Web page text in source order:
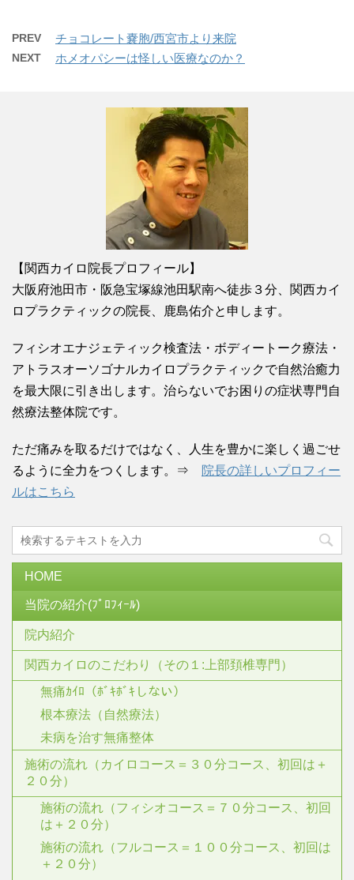
PREV チョコレート嚢胞/西宮市より来院
NEXT ホメオパシーは怪しい医療なのか？
【関西カイロ院長プロフィール】
大阪府池田市・阪急宝塚線池田駅南へ徒歩３分、関西カイ
ロプラクティックの院長、鹿島佑介と申します。
フィシオエナジェティック検査法・ボディートーク療法・
アトラスオーソゴナルカイロプラクティックで自然治癒力
を最大限に引き出します。治らないでお困りの症状専門自
然療法整体院です。
ただ痛みを取るだけではなく、人生を豊かに楽しく過ごせ
るように全力をつくします。⇒
院長の詳しいプロフィー
ルはこちら
HOME
当院の紹介(ﾌﾟﾛﾌｨｰﾙ)
院内紹介
関西カイロのこだわり（その１:上部頚椎専門）
無痛ｶｲﾛ（ﾎﾞｷﾎﾞｷしない）
根本療法（自然療法）
未病を治す無痛整体
施術の流れ（カイロコース＝３０分コース、初回は＋
２０分）
施術の流れ（フィシオコース＝７０分コース、初回
は＋２０分）
施術の流れ（フルコース＝１００分コース、初回は
＋２０分）